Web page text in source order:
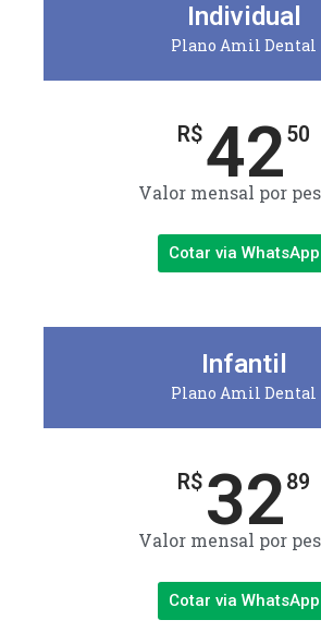
Individual
Plano Amil Dental
R$4250
Valor mensal por
Cotar via WhatsApp
Infantil
Plano Amil Dental
R$ 3289
Valor mensal por
Cotar via WhatsApp